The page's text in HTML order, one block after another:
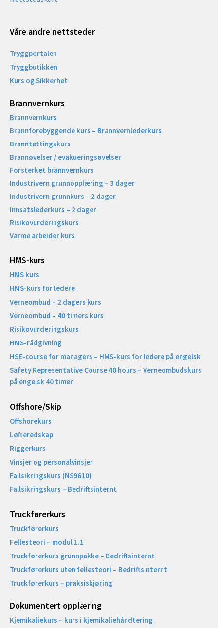
Våre andre nettsteder
Tryggportalen
Tryggbutikken
Kurs og Sikkerhet
Brannvernkurs
Brannvernkurs
Brannforebyggende kurs – Brannvernlederkurs
Branntettingskurs
Brannøvelser / evakueringsøvelser
Forsterket brannvernkurs
Industrivern grunnopplæring – 3 dager
Industrivern grunnkurs – 2 dager
Innsatslederkurs – 2 dager
Risikovurderingskurs
Varme arbeider kurs
HMS-kurs
HMS kurs
HMS-kurs for ledere
Verneombud – 2 dagers kurs
Verneombud – 40 timers kurs
Risikovurderingskurs
HMS-rådgivning
HSE-course for managers – HMS-kurs for ledere på engelsk
Safety Representative Course 40 hours – Verneombudskurs
på engelsk 40 timer
Offshore/Skip​
Offshorekurs
Løfteredskap
Riggerkurs
Vinsjer og personalvinsjer
Fallsikringskurs (NS9610)
Fallsikringskurs – Bedriftsinternt
Truckførerkurs
Truckførerkurs
Fellesteori – modul 1.1
Truckførerkurs grunnpakke – Bedriftsinternt
Truckførerkurs uten fellesteori – Bedriftsinternt
Truckførerkurs – praksiskjøring
Dokumentert opplæring
Kjemikaliekurs – kurs i kjemikaliehåndtering